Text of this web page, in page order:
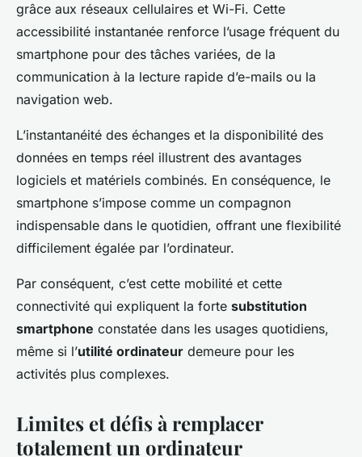
grâce aux réseaux cellulaires et Wi-Fi. Cette
accessibilité instantanée renforce l’usage fréquent du
smartphone pour des tâches variées, de la
communication à la lecture rapide d’e-mails ou la
navigation web.
L’instantanéité des échanges et la disponibilité des
données en temps réel illustrent des avantages
logiciels et matériels combinés. En conséquence, le
smartphone s’impose comme un compagnon
indispensable dans le quotidien, offrant une flexibilité
difficilement égalée par l’ordinateur.
Par conséquent, c’est cette mobilité et cette
connectivité qui expliquent la forte substitution
smartphone constatée dans les usages quotidiens,
même si l’utilité ordinateur demeure pour les
activités plus complexes.
Limites et défis à remplacer
totalement un ordinateur